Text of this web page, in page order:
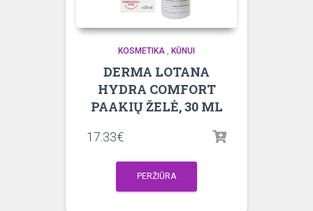
KOSMETIKA , KŪNUI
DERMA LOTANA
HYDRA COMFORT
PAAKIŲ ŽELĖ, 30 ML
17.33€
PERŽIŪRA